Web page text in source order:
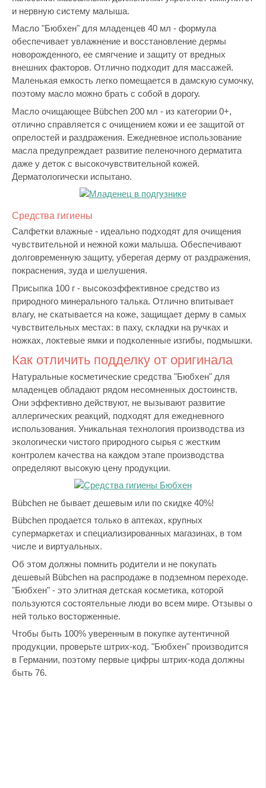
и нервную систему малыша.
Масло "Бюбхен" для младенцев 40 мл - формула
обеспечивает увлажнение и восстановление дермы
новорожденного, ее смягчение и защиту от вредных
внешних факторов. Отлично подходит для массажей.
Маленькая емкость легко помещается в дамскую сумочку,
поэтому масло можно брать с собой в дорогу.
Масло очищающее Bübchen 200 мл - из категории 0+,
отлично справляется с очищением кожи и ее защитой от
опрелостей и раздражения. Ежедневное использование
масла предупреждает развитие пеленочного дерматита
даже у деток с высокочувствительной кожей.
Дерматологически испытано.
Средства гигиены
Салфетки влажные - идеально подходят для очищения
чувствительной и нежной кожи малыша. Обеспечивают
долговременную защиту, уберегая дерму от раздражения,
покраснения, зуда и шелушения.
Присыпка 100 г - высокоэффективное средство из
природного минерального талька. Отлично впитывает
влагу, не скатывается на коже, защищает дерму в самых
чувствительных местах: в паху, складки на ручках и
ножках, локтевые ямки и подколенные изгибы, подмышки.
Как отличить подделку от оригинала
Натуральные косметические средства "Бюбхен" для
младенцев обладают рядом несомненных достоинств.
Они эффективно действуют, не вызывают развитие
аллергических реакций, подходят для ежедневного
использования. Уникальная технология производства из
экологически чистого природного сырья с жестким
контролем качества на каждом этапе производства
определяют высокую цену продукции.
Bübchen не бывает дешевым или по скидке 40%!
Bübchen продается только в аптеках, крупных
супермаркетах и специализированных магазинах, в том
числе и виртуальных.
Об этом должны помнить родители и не покупать
дешевый Bübchen на распродаже в подземном переходе.
"Бюбхен" - это элитная детская косметика, которой
пользуются состоятельные люди во всем мире. Отзывы о
ней только восторженные.
Чтобы быть 100% уверенным в покупке аутентичной
продукции, проверьте штрих-код. "Бюбхен" производится
в Германии, поэтому первые цифры штрих-кода должны
быть 76.